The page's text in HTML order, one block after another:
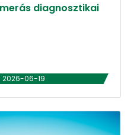
diagnosztikai
2026-06-19